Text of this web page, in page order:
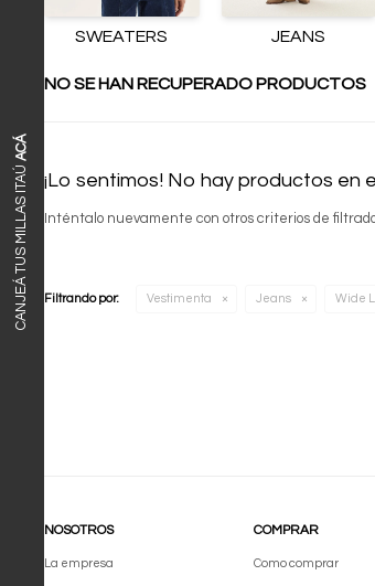
CANJEÁ TUS MILLAS ITAÚ
ACÁ
SWEATERS JEANS
NO SE HAN RECUPERADO PRODUCTOS
¡Lo sentimos! No hay productos en
Inténtalo nuevamente con otros criterios de
Filtrando por: Vestimenta Jeans Wide
NOSOTROS
La empresa
COMPRAR
Como comprar